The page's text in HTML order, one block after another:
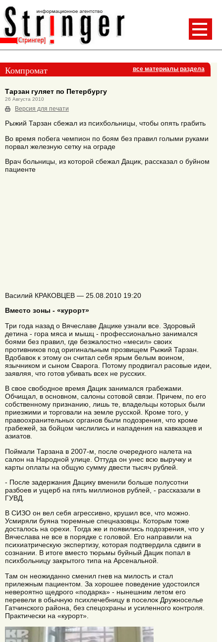
Компромат все материалы раздела
Тарзан гуляет по Петербургу
26 Августа 2010
Версия для печати
Рыжий Тарзан сбежал из психбольницы, чтобы опять грабить
Во время побега чемпион по боям без правил голыми руками
порвал железную сетку на ограде
Врач больницы, из которой сбежал Дацик, рассказал о буйном
пациенте
Василий КРАКОВЦЕВ — 25.08.2010 19:20
Вместо зоны - «курорт»
Три года назад о Вячеславе Дацике узнали все. Здоровый
детина - гора мяса и мышц - профессионально занимался
боями без правил, где безжалостно «месил» своих
противников под оригинальным прозвищем Рыжий Тарзан.
Вдобавок к этому он считал себя ярым белым воином,
язычником и сыном Сварога. Потому продвигал расовые идеи,
заявляя, что готов убивать всех не русских.
В свое свободное время Дацик занимался грабежами.
Обчищал, в основном, салоны сотовой связи. Причем, по его
собственному признанию, лишь те, владельцы которых были
приезжими и торговали на земле русской. Кроме того, у
правоохранительных органов были подозрения, что кроме
грабежей, за бойцом числились и нападения на кавказцев и
азиатов.
Поймали Тарзана в 2007-м, после очередного налета на
салон на Народной улице. Оттуда он унес всю выручку и
карты оплаты на общую сумму двести тысяч рублей.
- После задержания Дацику вменили больше полусотни
разбоев и ущерб на пять миллионов рублей, - рассказали в
ГУВД.
В СИЗО он вел себя агрессивно, крушил все, что можно.
Усмиряли буяна тюремные спецназовцы. Которым тоже
досталось на орехи. Тогда же и появились подозрения, что у
Вячеслава не все в порядке с головой. Его направили на
психиатрическую экспертизу, которая подтвердила сдвиги в
сознании. В итоге вместо тюрьмы буйный Дацик попал в
психбольницу закрытого типа на Арсенальной.
Там он неожиданно сменил гнев на милость и стал
прилежным пациентом. За хорошее поведение удостоился
невероятно щедрого «подарка» - нынешним летом его
перевели в обычную психлечебницу в поселок Дружноселье
Гатчинского района, без спецохраны и усиленного контроля.
Практически на «курорт».